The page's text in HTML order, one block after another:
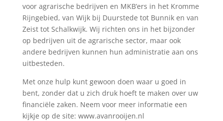
voor agrarische bedrijven en MKB’ers in het Kromme
Rijngebied, van Wijk bij Duurstede tot Bunnik en van
Zeist tot Schalkwijk. Wij richten ons in het bijzonder
op bedrijven uit de agrarische sector, maar ook
andere bedrijven kunnen hun administratie aan ons
uitbesteden.
Met onze hulp kunt gewoon doen waar u goed in
bent, zonder dat u zich druk hoeft te maken over uw
financiële zaken. Neem voor meer informatie een
kijkje op de site: www.avanrooijen.nl